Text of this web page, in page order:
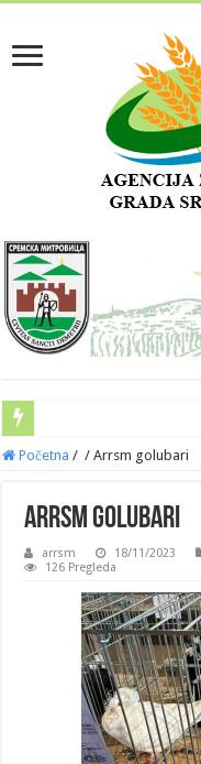
Početna / / Arrsm golubari
Arrsm golubari
arrsm 18/11/2023
126 Pregleda